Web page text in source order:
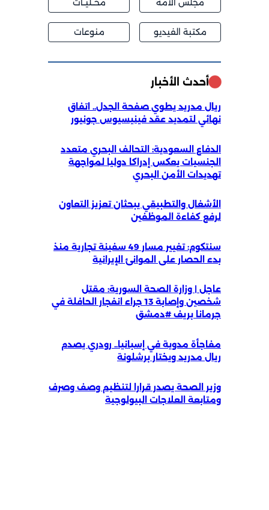
مجلس الامه محــليــات
مكتبة الفيديو منوعات
أحدث الأخبار
ريال مدريد يطوي صفحة الجدل.. اتفاق
نهائي لتمديد عقد فينيسيوس جونيور
الدفاع السعودية: التحالف البحري متعدد
الجنسيات يعكس إدراكا دوليا لمواجهة
تهديدات الأمن البحري
الأشغال والتطبيقي يبحثان تعزيز التعاون
لرفع كفاءة الموظفين
سنتكوم: تغيير مسار 49 سفينة تجارية منذ
بدء الحصار على الموانئ الإيرانية
عاجل | وزارة الصحة السورية: مقتل
شخصين وإصابة 13 جراء انفجار الحافلة في
جرمانا بريف #دمشق
مفاجأة مدوية في إسبانيا.. رودري يصدم
ريال مدريد ويختار برشلونة
وزير الصحة يصدر قرارا لتنظيم وصف وصرف
ومتابعة العلاجات البيولوجية